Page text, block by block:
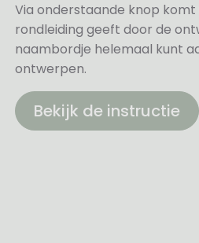
Via onderstaande knop
rondleiding geeft door de
naambordje helemaal kunt
ontwerpen.
Bekijk de instructie